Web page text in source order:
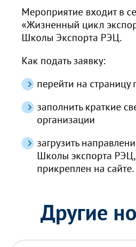
Мероприятие входит в
«Жизненный цикл
Школы Экспорта РЭЦ.
Как подать заявку:
перейти на страницу
заполнить краткие
организации
загрузить
Школы экспорта
прикреплен на сайте.
Другие